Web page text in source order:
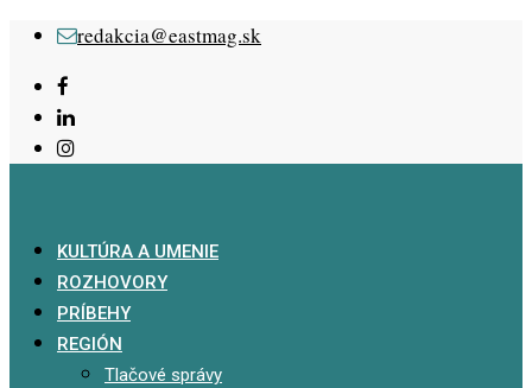
Skip
content
redakcia@eastmag.sk
KULTÚRA A UMENIE
ROZHOVORY
PRÍBEHY
REGIÓN
Tlačové správy